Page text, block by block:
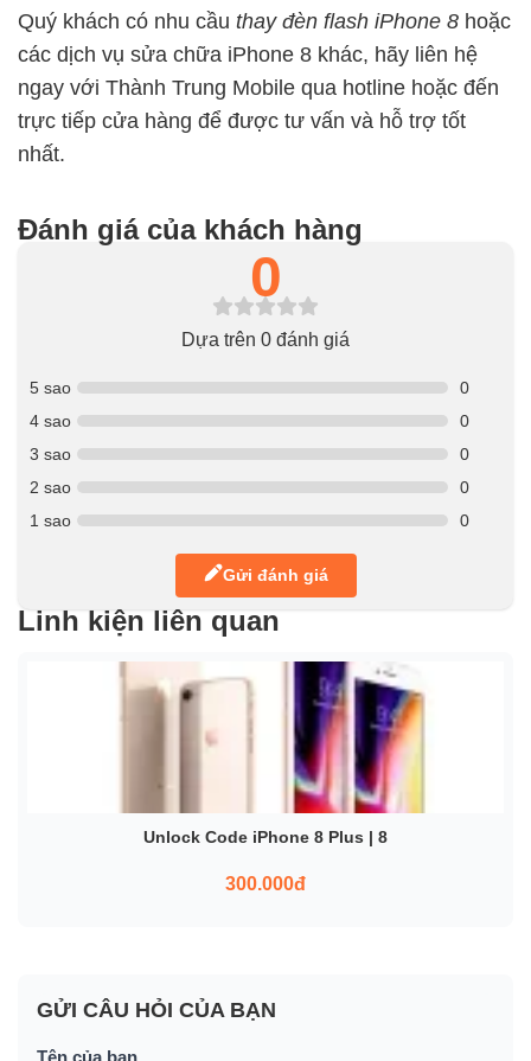
Quý khách có nhu cầu thay đèn flash iPhone 8 hoặc
các dịch vụ sửa chữa iPhone 8 khác, hãy liên hệ
ngay với Thành Trung Mobile qua hotline hoặc đến
trực tiếp cửa hàng để được tư vấn và hỗ trợ tốt
nhất.
Đánh giá của khách hàng
0
Dựa trên 0 đánh giá
5 sao
0
4 sao
0
3 sao
0
2 sao
0
1 sao
0
Gửi đánh giá
Linh kiện liên quan
Unlock Code iPhone 8 Plus | 8
300.000đ
GỬI CÂU HỎI CỦA BẠN
Tên của bạn